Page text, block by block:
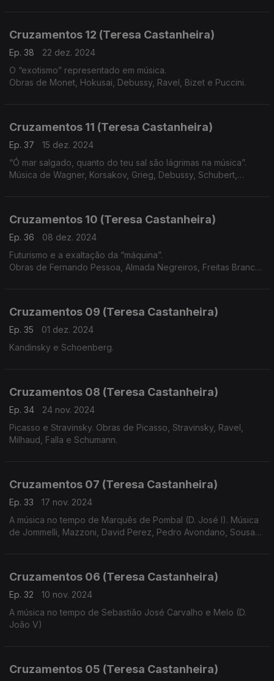
Cruzamentos 12 (Teresa Castanheira)
Ep. 38
22 dez. 2024
O “exotismo” representado em música.
Obras de Monet, Hokusai, Debussy, Ravel, Bizet e Puccini.
Cruzamentos 11 (Teresa Castanheira)
Ep. 37
15 dez. 2024
“Ó mar salgado, quanto do teu sal são lágrimas na música”.
Música de Wagner, Korsakov, Grieg, Debussy, Schubert,
Cruzamentos 10 (Teresa Castanheira)
Ep. 36
08 dez. 2024
Futurismo e a exaltação da “máquina”.
Obras de Fernando Pessoa, Almada Negreiros, Freitas Branco,
Cruzamentos 09 (Teresa Castanheira)
Ep. 35
01 dez. 2024
Kandinsky e Schoenberg.
Cruzamentos 08 (Teresa Castanheira)
Ep. 34
24 nov. 2024
Picasso e Stravinsky. Obras de Picasso, Stravinsky, Ravel,
Milhaud, Falla e Schumann.
Cruzamentos 07 (Teresa Castanheira)
Ep. 33
17 nov. 2024
A música no tempo de Marquês de Pombal (D. José I). Música
de Jommelli, Mazzoni, David Perez, Pedro Avondano, Sousa
Cruzamentos 06 (Teresa Castanheira)
Ep. 32
10 nov. 2024
A música no tempo de Sebastião José Carvalho e Melo (D.
João V)
Cruzamentos 05 (Teresa Castanheira)